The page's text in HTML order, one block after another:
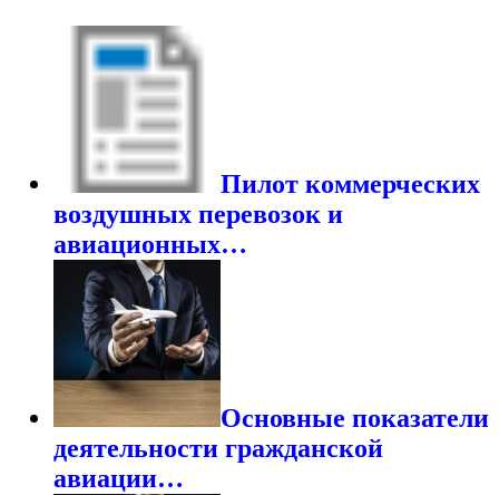
Пилот коммерческих
воздушных перевозок и
авиационных…
Основные показатели
деятельности гражданской
авиации…